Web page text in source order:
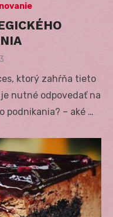
ktorý zahŕňa tieto
nutné odpovedať na
podnikania? – aké …